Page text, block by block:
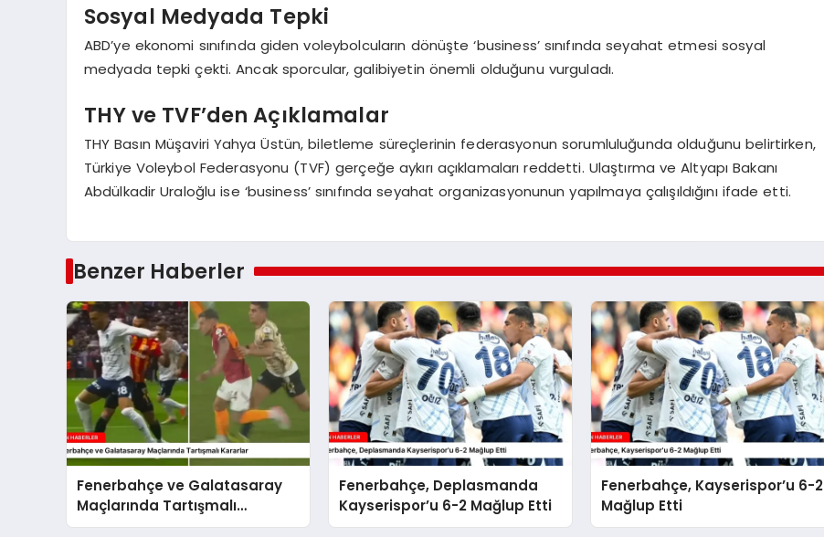
Sosyal Medyada Tepki
ABD’ye ekonomi sınıfında giden voleybolcuların dönüşte ‘business’ sınıfında seyahat etmesi sosyal
medyada tepki çekti. Ancak sporcular, galibiyetin önemli olduğunu vurguladı.
THY ve TVF’den Açıklamalar
THY Basın Müşaviri Yahya Üstün, biletleme süreçlerinin federasyonun sorumluluğunda olduğunu belirtirken,
Türkiye Voleybol Federasyonu (TVF) gerçeğe aykırı açıklamaları reddetti. Ulaştırma ve Altyapı Bakanı
Abdülkadir Uraloğlu ise ‘business’ sınıfında seyahat organizasyonunun yapılmaya çalışıldığını ifade etti.
Benzer Haberler
Fenerbahçe ve Galatasaray
Maçlarında Tartışmalı
Kararlar
Fenerbahçe, Deplasmanda
Kayserispor’u 6-2 Mağlup Etti
Fenerbahçe, Kayserispor’u 6-2
Mağlup Etti